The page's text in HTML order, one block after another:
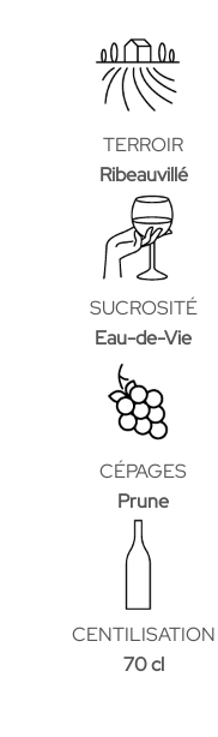
TERROIR
Ribeauvillé
SUCROSITÉ
Eau-de-Vie
CÉPAGES
Prune
CENTILISATION
70 cl